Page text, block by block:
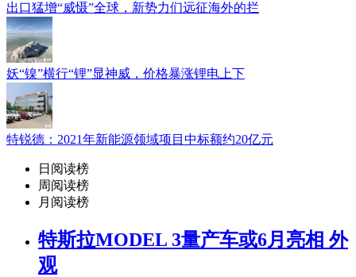
出口猛增“威慑”全球，新势力们远征海外的拦
妖“镍”横行“锂”显神威，价格暴涨锂电上下
特锐德：2021年新能源领域项目中标额约20亿元
日阅读榜
周阅读榜
月阅读榜
特斯拉MODEL 3量产车或6月亮相 外
观